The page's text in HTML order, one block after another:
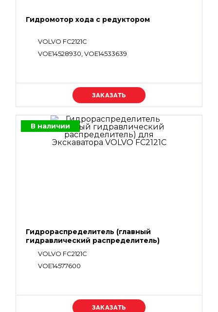
Гидромотор хода с редуктором
VOLVO FC2121C
VOE14528930, VOE14533639
Уточняйте цену
В наличии
Гидрораспределитель (главный
гидравлический распределитель)
VOLVO FC2121C
VOE14577600
Уточняйте цену